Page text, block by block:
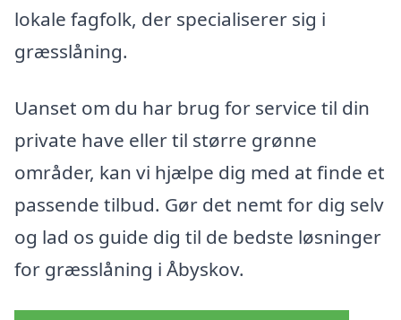
lokale fagfolk, der specialiserer sig i
græsslåning.
Uanset om du har brug for service til din
private have eller til større grønne
områder, kan vi hjælpe dig med at finde et
passende tilbud. Gør det nemt for dig selv
og lad os guide dig til de bedste løsninger
for græsslåning i Åbyskov.